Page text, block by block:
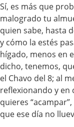
Sí, es más que
malogrado tu
quien sabe, hasta
y cómo la estés
hígado, menos en
dicho, tenemos,
el Chavo del 8; al
reflexionando y en
quieres
que ese día no